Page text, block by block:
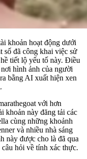
khoản hoạt động dưới
số đã công khai việc sử
tiết lộ yếu tố này. Điều
hình ảnh của người
bằng AI xuất hiện xen
với hơn
khoản này đăng tải các
cùng những khoảnh
và nhiều nhà sáng
này được cho là đã qua
hỏi về tính xác thực.